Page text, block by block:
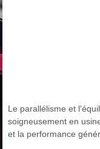
Le parallélisme et
soigneusement en
et la performance